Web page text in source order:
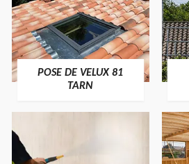
POSE DE VELUX 81
TARN